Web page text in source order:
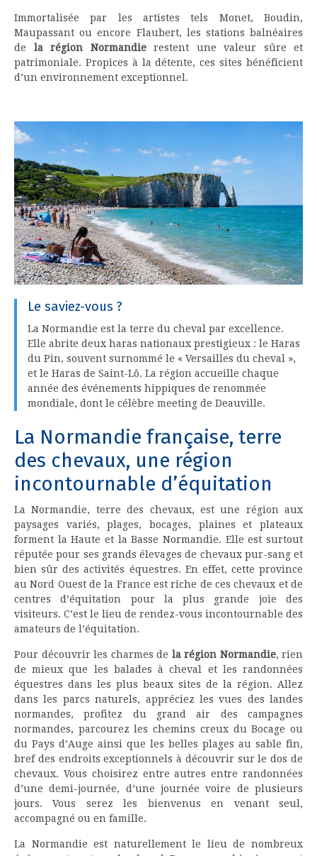
Immortalisée par les artistes tels Monet, Boudin,
Maupassant ou encore Flaubert, les stations balnéaires
de la région Normandierestent une valeur sûre et
patrimoniale. Propices à la détente, ces sites bénéficient
d’un environnement exceptionnel.
Le saviez-vous ?
La Normandie est la terre du cheval par excellence.
Elle abrite deux haras nationaux prestigieux : le Haras
du Pin, souvent surnommé le « Versailles du cheval »,
et le Haras de Saint-Lô. La région accueille chaque
année des événements hippiques de renommée
mondiale, dont le célèbre meeting de Deauville.
La Normandie française, terre
des chevaux, une région
incontournable d’équitation
La Normandie, terre des chevaux, est une région aux
paysages variés, plages, bocages, plaines et plateaux
forment la Haute et la Basse Normandie. Elle est surtout
réputée pour ses grands élevages de chevaux pur-sang et
bien sûr des activités équestres. En effet, cette province
au Nord Ouest de la France est riche de ces chevaux et de
centres d’équitation pour la plus grande joie des
visiteurs. C’est le lieu de rendez-vous incontournable des
amateurs de l’équitation.
Pour découvrir les charmes de la région Normandie, rien
de mieux que les balades à cheval et les randonnées
équestres dans les plus beaux sites de la région. Allez
dans les parcs naturels, appréciez les vues des landes
normandes, profitez du grand air des campagnes
normandes, parcourez les chemins creux du Bocage ou
du Pays d’Auge ainsi que les belles plages au sable fin,
bref des endroits exceptionnels à découvrir sur le dos de
chevaux. Vous choisirez entre autres entre randonnées
d’une demi-journée, d’une journée voire de plusieurs
jours. Vous serez les bienvenus en venant seul,
accompagné ou en famille.
La Normandie est naturellement le lieu de nombreux